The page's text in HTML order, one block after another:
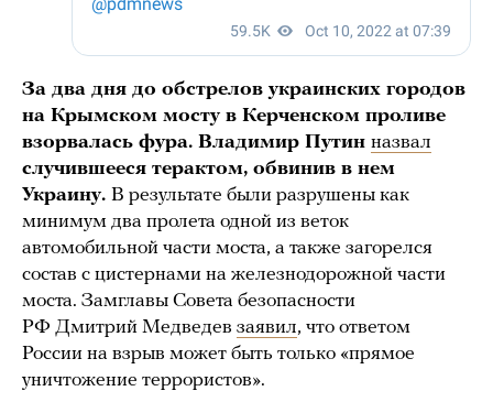
За два дня до обстрелов украинских городов
на Крымском мосту в Керченском проливе
взорвалась фура. Владимир Путин назвал
случившееся терактом, обвинив в нем
Украину. В результате были разрушены как
минимум два пролета одной из веток
автомобильной части моста, а также загорелся
состав с цистернами на железнодорожной части
моста. Замглавы Совета безопасности
РФ Дмитрий Медведев заявил, что ответом
России на взрыв может быть только «прямое
уничтожение террористов».